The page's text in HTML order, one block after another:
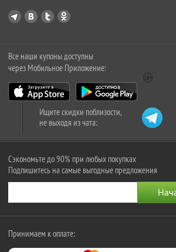
Все наши купоны доступны
через Мобильное Приложение:
Ищите скидки поблизости,
не выходя из чата:
Сэкономьте до 90% при любых покупках
Подпишитесь на самые выгодные предложения
Принимаем к оплате: